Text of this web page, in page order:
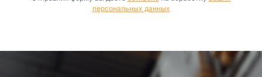
персональных данных